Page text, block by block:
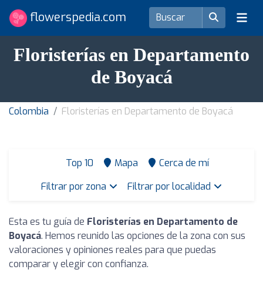
flowerspedia.com
Floristerías en Departamento
de Boyacá
Colombia Floristerías en Departamento de Boyacá
Top 10 Mapa
Cerca de mí
Filtrar por zona
Filtrar por localidad
Esta es tu guía de Floristerías en Departamento de
Boyacá. Hemos reunido las opciones de la zona con sus
valoraciones y opiniones reales para que puedas
comparar y elegir con confianza.